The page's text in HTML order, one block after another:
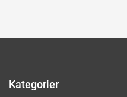
Kategorier